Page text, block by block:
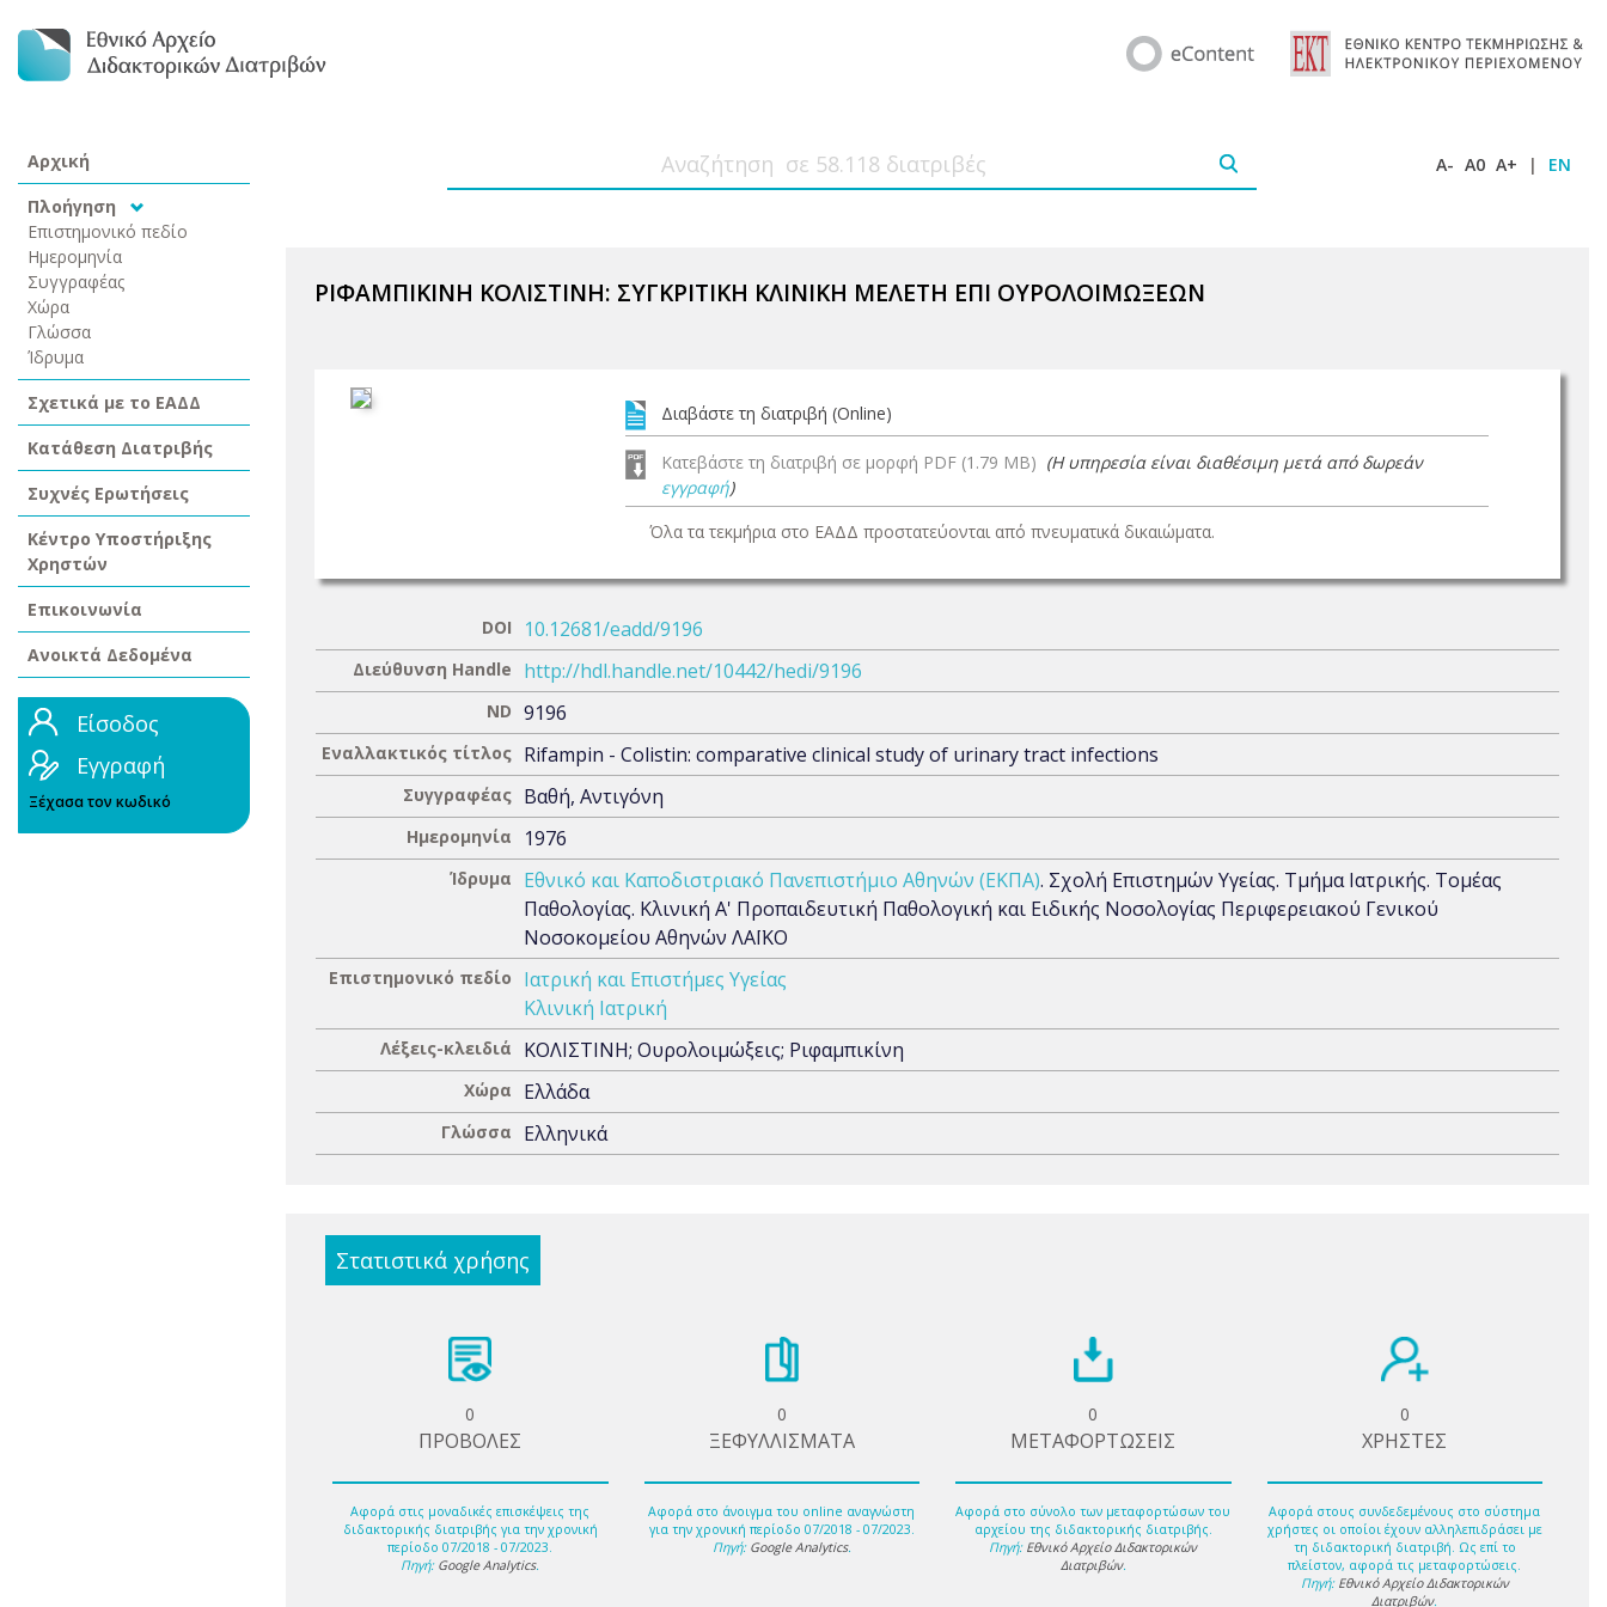
Αρχική
Πλοήγηση
Επιστημονικό πεδίο
Ημερομηνία
Συγγραφέας
Χώρα
Γλώσσα
Ίδρυμα
Σχετικά με το ΕΑΔΔ
Κατάθεση Διατριβής
Συχνές Ερωτήσεις
Κέντρο Υποστήριξης
Χρηστών
Επικοινωνία
Ανοικτά Δεδομένα
Είσοδος
Εγγραφή
Ξέχασα τον κωδικό
A- A0 A+ | EN
ΡΙΦΑΜΠΙΚΙΝΗ ΚΟΛΙΣΤΙΝΗ: ΣΥΓΚΡΙΤΙΚΗ ΚΛΙΝΙΚΗ ΜΕΛΕΤΗ ΕΠΙ ΟΥΡΟΛΟΙΜΩΞΕΩΝ
Διαβάστε τη διατριβή (Online)
Κατεβάστε τη διατριβή σε μορφή PDF (1.79 MB) (Η υπηρεσία είναι διαθέσιμη μετά από δωρεάν
εγγραφή)
Όλα τα τεκμήρια στο ΕΑΔΔ προστατεύονται από πνευματικά δικαιώματα.
DOI 10.12681/eadd/9196
Διεύθυνση Handle http://hdl.handle.net/10442/hedi/9196
ND 9196
Εναλλακτικός τίτλος Rifampin - Colistin: comparative clinical study of urinary tract infections
Συγγραφέας Βαθή, Αντιγόνη
Ημερομηνία 1976
Ίδρυμα Εθνικό και Καποδιστριακό Πανεπιστήμιο Αθηνών (ΕΚΠΑ). Σχολή Επιστημών Υγείας. Τμήμα Ιατρικής. Τομέας
Παθολογίας. Κλινική Α' Προπαιδευτική Παθολογική και Ειδικής Νοσολογίας Περιφερειακού Γενικού
Νοσοκομείου Αθηνών ΛΑΪΚΟ
Επιστημονικό πεδίο
Ιατρική και Επιστήμες Υγείας
Κλινική Ιατρική
Λέξεις-κλειδιά ΚΟΛΙΣΤΙΝΗ; Ουρολοιμώξεις; Ριφαμπικίνη
Χώρα Ελλάδα
Γλώσσα Ελληνικά
Στατιστικά χρήσης
0
ΠΡΟΒΟΛΕΣ
Αφορά στις μοναδικές επισκέψεις της
διδακτορικής διατριβής για την χρονική
περίοδο 07/2018 - 07/2023.
Πηγή: Google Analytics.
0
ΞΕΦΥΛΛΙΣΜΑΤΑ
Αφορά στο άνοιγμα του online αναγνώστη
για την χρονική περίοδο 07/2018 - 07/2023.
Πηγή: Google Analytics.
0
ΜΕΤΑΦΟΡΤΩΣΕΙΣ
Αφορά στο σύνολο των μεταφορτώσων του
αρχείου της διδακτορικής διατριβής.
Πηγή: Εθνικό Αρχείο Διδακτορικών
Διατριβών.
0
ΧΡΗΣΤΕΣ
Αφορά στους συνδεδεμένους στο σύστημα
χρήστες οι οποίοι έχουν αλληλεπιδράσει με
τη διδακτορική διατριβή. Ως επί το
πλείστον, αφορά τις μεταφορτώσεις.
Πηγή: Εθνικό Αρχείο Διδακτορικών
Διατριβών.